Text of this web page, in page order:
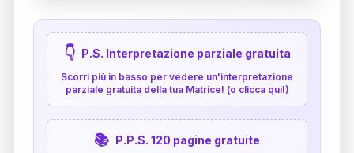
👇 P.S. Interpretazione parziale gratuita
Scorri più in basso per vedere un'interpretazione
parziale gratuita della tua Matrice! (o clicca qui!)
📚 P.P.S. 120 pagine gratuite